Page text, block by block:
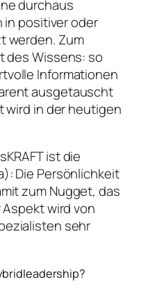
durchaus
in positiver oder
werden. Zum
des Wissens: so
Informationen
ausgetauscht
wird in der heutigen
ist die
Die Persönlichkeit
zum Nugget, das
wird von
sehr